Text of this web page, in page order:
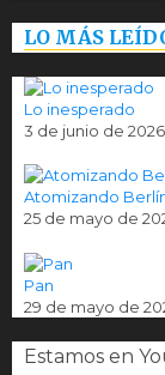
LO MÁS
Lo inesperado
3 de junio de 2026
Atomizando
25 de mayo de
Pan
29 de mayo de
Estamos en